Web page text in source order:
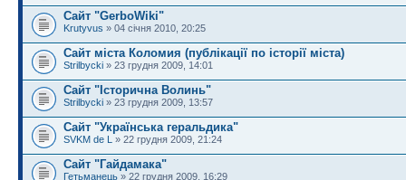
Сайт "GerboWiki"
Krutyvus » 04 січня 2010, 20:25
Сайт міста Коломия (публікації по історії міста)
Strilbycki » 23 грудня 2009, 14:01
Сайт "Історична Волинь"
Strilbycki » 23 грудня 2009, 13:57
Сайт "Українська геральдика"
SVKM de L » 22 грудня 2009, 21:24
Сайт "Гайдамака"
Гетьманець » 22 грудня 2009, 16:29